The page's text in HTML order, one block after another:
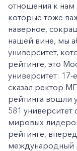
отношения к нам
которые тоже
наверное,
нашей вине, мы
университет,
рейтинге, это
университет:
сказал ректор
рейтинга вошли
581
мировых
рейтинге,
международный